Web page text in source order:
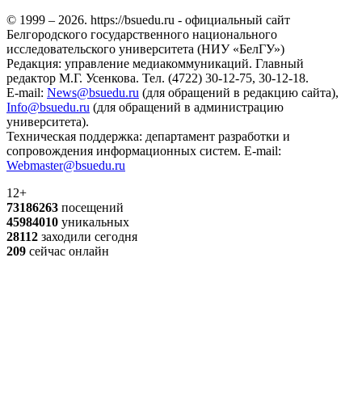
© 1999 – 2026. https://bsuedu.ru - официальный сайт
Белгородского государственного национального
исследовательского университета (НИУ «БелГУ»)
Редакция: управление медиакоммуникаций. Главный
редактор М.Г. Усенкова. Тел. (4722) 30-12-75, 30-12-18.
E-mail: News@bsuedu.ru (для обращений в редакцию сайта),
Info@bsuedu.ru (для обращений в администрацию
университета).
Техническая поддержка: департамент разработки и
сопровождения информационных систем. E-mail:
Webmaster@bsuedu.ru
12+
73186263 посещений
45984010 уникальных
28112 заходили сегодня
209 сейчас онлайн